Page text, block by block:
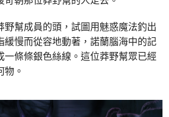
野幫成員的頭，試圖用魅惑魔法釣出
緩慢而從容地動著，諾蘭腦海中的記
一條條銀色絲線。這位莽野幫眾已經
。